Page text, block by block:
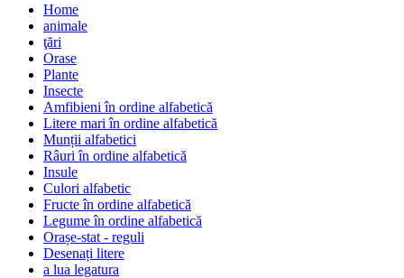
Home
animale
ţări
Orase
Plante
Insecte
Amfibieni în ordine alfabetică
Litere mari în ordine alfabetică
Munții alfabetici
Râuri în ordine alfabetică
Insule
Culori alfabetic
Fructe în ordine alfabetică
Legume în ordine alfabetică
Orașe-stat - reguli
Desenați litere
a lua legatura